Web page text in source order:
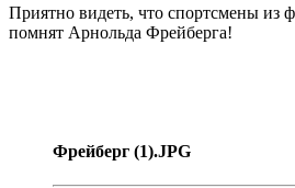
Приятно видеть, что спортсмены из
помнят Арнольда Фрейберга!
Фрейберг (1).JPG